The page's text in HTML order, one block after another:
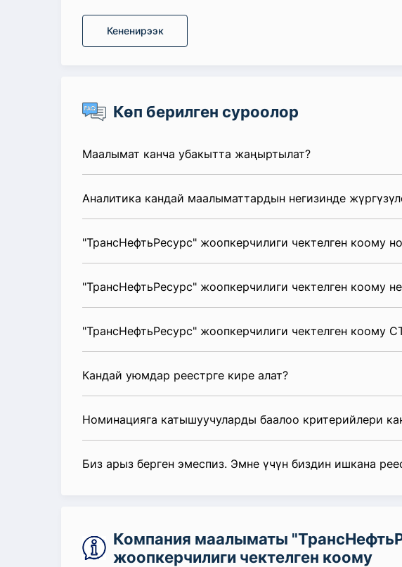
Кененирээк
Көп берилген суроолор
Маалымат канча убакытта жаңыртылат?
Аналитика кандай маалыматтардын негизинде
"ТрансНефтьРесурс" жоопкерчилиги чектелген коому
"ТрансНефтьРесурс" жоопкерчилиги чектелген коому
"ТрансНефтьРесурс" жоопкерчилиги чектелген коому
Кандай уюмдар реестрге кире алат?
Номинацияга катышуучуларды баалоо критерийлери
Биз арыз берген эмеспиз. Эмне үчүн биздин ишкана
Компания маалыматы
жоопкерчилиги чектелген коому